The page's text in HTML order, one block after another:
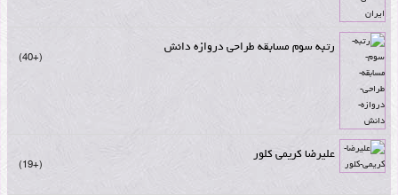
رتبه سوم مسابقه طراحی دروازه دانش
+40
علیرضا کریمی کلور
+19